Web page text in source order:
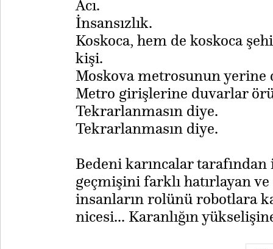
Acı.
İnsansızlık.
Koskoca, hem de koskoca
kişi.
Moskova metrosunun yerine
Metro girişlerine duvarlar
Tekrarlanmasın diye.
Tekrarlanmasın diye.
​Bedeni karıncalar
geçmişini farklı hatırlayan
insanların rolünü robotlara
nicesi... Karanlığın